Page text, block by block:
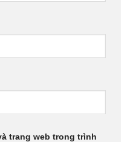
trang web trong trình